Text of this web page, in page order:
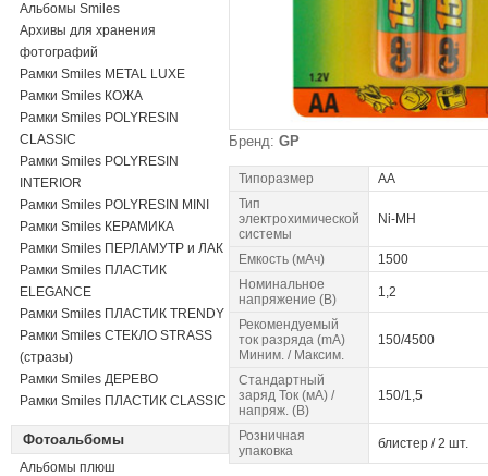
Альбомы Smiles
Архивы для хранения
фотографий
Рамки Smiles METAL LUXE
Рамки Smiles КОЖА
Рамки Smiles POLYRESIN
CLASSIC
Рамки Smiles POLYRESIN
INTERIOR
Рамки Smiles POLYRESIN MINI
Рамки Smiles КЕРАМИКА
Рамки Smiles ПЕРЛАМУТР и ЛАК
Рамки Smiles ПЛАСТИК
ELEGANCE
Рамки Smiles ПЛАСТИК TRENDY
Рамки Smiles СТЕКЛО STRASS
(стразы)
Рамки Smiles ДЕРЕВО
Рамки Smiles ПЛАСТИК CLASSIC
Фотоальбомы
Альбомы плюш
Бренд: GP
Типоразмер
AA
Тип
электрохимической
системы
Ni-MH
Емкость (мАч)
1500
Номинальное
напряжение (В)
1,2
Рекомендуемый
ток разpяда (mA)
Миним. / Максим.
150/4500
Стандартный
заряд Ток (мА) /
напряж. (В)
150/1,5
Розничная
упаковка
блистер / 2 шт.